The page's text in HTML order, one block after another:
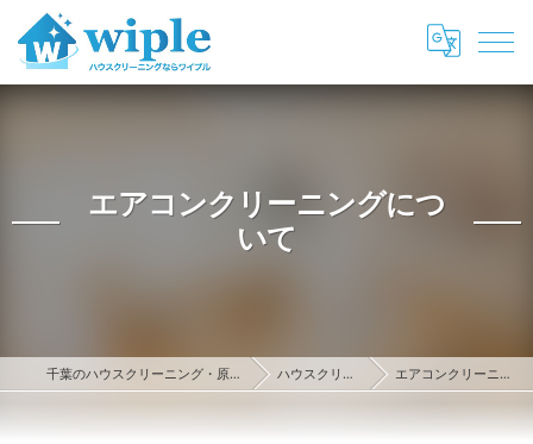
エアコンクリーニングにつ
いて
千葉のハウスクリーニング・原状回復ならwiple ハウスクリーニング エアコンクリーニングについて